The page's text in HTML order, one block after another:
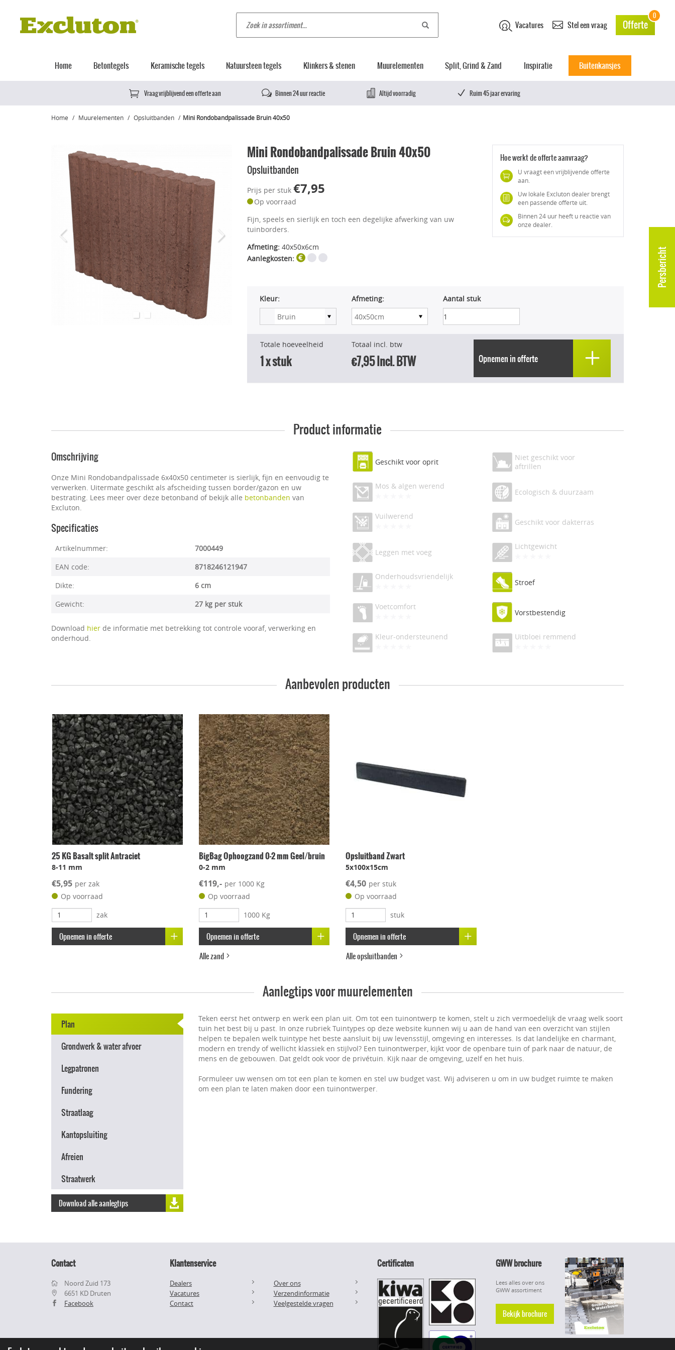
Persbericht
Vacatures Stel een vraag Offerte
0
Home Betontegels Keramische tegels Natuursteen tegels Klinkers & stenen Muurelementen Split, Grind & Zand Inspiratie Buitenkansjes
Vraag vrijblijvend een offerte aan Binnen 24 uur reactie Altijd voorradig Ruim 45 jaar ervaring
Home Muurelementen Opsluitbanden Mini Rondobandpalissade Bruin 40x50
Mini Rondobandpalissade Bruin 40x50
Opsluitbanden
Prijs per stuk €7,95
Op voorraad
Fijn, speels en sierlijk en toch een degelijke afwerking van uw
tuinborders.
Afmeting: 40x50x6cm
Aanlegkosten:
Hoe werkt de offerte aanvraag?
U vraagt een vrijblijvende offerte
aan.
Uw lokale Excluton dealer brengt
een passende offerte uit.
Binnen 24 uur heeft u reactie van
onze dealer.
Kleur: Afmeting: Aantal stuk
Totale hoeveelheid
1x stuk
Totaal incl. btw
€7,95Incl. BTW Opnemen in offerte
Product informatie
Omschrijving
Onze Mini Rondobandpalissade 6x40x50 centimeter is sierlijk, fijn en eenvoudig te
verwerken. Uitermate geschikt als afscheiding tussen border/gazon en uw
bestrating. Lees meer over deze betonband of bekijk alle betonbanden van
Excluton.
Specificaties
Artikelnummer:
7000449
EAN code:
8718246121947
Dikte:
6 cm
Gewicht:
27 kg per stuk
Download hier de informatie met betrekking tot controle vooraf, verwerking en
onderhoud.
Geschikt voor oprit
Niet geschikt voor
aftrillen
Mos & algen werend
Ecologisch & duurzaam
Vuilwerend
Geschikt voor dakterras
Leggen met voeg
Lichtgewicht
Onderhoudsvriendelijk
Stroef
Voetcomfort
Vorstbestendig
Kleur-ondersteunend Uitbloei remmend
Aanbevolen producten
25 KG Basalt split Antraciet
8-11 mm
€5,95 per zak
Op voorraad
zak
Opnemen in offerte
BigBag Ophoogzand 0-2 mm Geel/bruin
0-2 mm
€119,- per 1000 Kg
Op voorraad
1000 Kg
Opnemen in offerte
Alle zand
Opsluitband Zwart
5x100x15cm
€4,50 per stuk
Op voorraad
stuk
Opnemen in offerte
Alle opsluitbanden
Aanlegtips voor muurelementen
Plan
Grondwerk & water afvoer
Legpatronen
Fundering
Straatlaag
Kantopsluiting
Afreien
Straatwerk
Download alle aanlegtips
Teken eerst het ontwerp en werk een plan uit. Om tot een tuinontwerp te komen, stelt u zich vermoedelijk de vraag welk soort
tuin het best bij u past. In onze rubriek Tuintypes op deze website kunnen wij u aan de hand van een overzicht van stijlen
helpen te bepalen welk tuintype het beste aansluit bij uw levensstijl, omgeving en interesses. Is dat landelijke en charmant,
modern en trendy of wellicht klassiek en stijlvol? Een tuinontwerper, kijkt voor de openbare tuin of park naar de natuur, de
mens en de gebouwen. Dat geldt ook voor de privétuin. Kijk naar de omgeving, uzelf en het huis.
Formuleer uw wensen om tot een plan te komen en stel uw budget vast. Wij adviseren u om in uw budget ruimte te maken
om een plan te laten maken door een tuinontwerper.
Contact
Noord Zuid 173
6651 KD Druten
Facebook
Klantenservice
Dealers
Vacatures
Contact
Over ons
Verzendinformatie
Veelgestelde vragen
Certificaten GWW brochure
Lees alles over ons
GWW assortiment
Bekijk brochure